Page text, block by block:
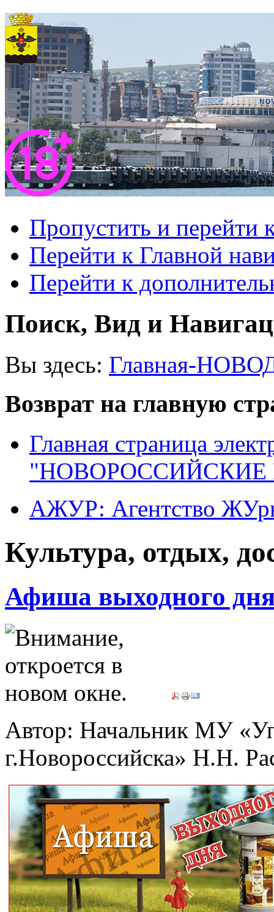
Пропустить и перейти
Перейти к Главной
Перейти к
Поиск, Вид и
Вы здесь: Главная-
Возврат на главную
Главная страница
"НОВОРОССИЙСКИЕ
АЖУР: Агентство
Культура, отдых,
Афиша выходного
Автор: Начальник МУ
г.Новороссийска» Н.Н.